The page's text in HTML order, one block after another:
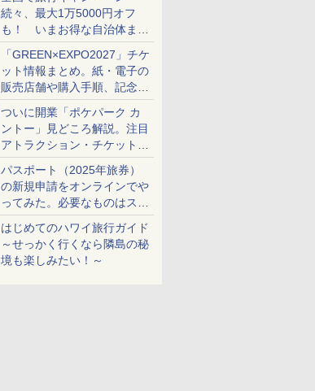
続々、最大1万5000円オフ
も！ いまお得な自治体まと
め
「GREEN×EXPO2027」チケ
ット情報まとめ。紙・電子の
販売店舗や購入手順、記念チ
ケットも解説
ついに開業「ポケパーク カ
ントー」見どころ解説。注目
アトラクション・チケット手
配・来場前に必要な準備は？
パスポート（2025年旅券）
の新規申請をオンラインでや
ってみた。必要なものはスマ
ホとマイナカードのみ
はじめてのハワイ旅行ガイド
～せっかく行くなら隣島の秘
境も楽しみたい！～